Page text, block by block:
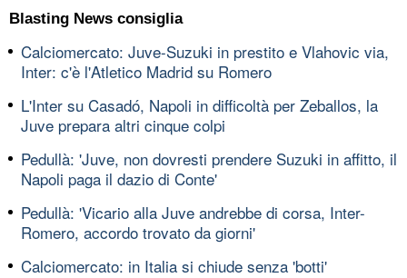
Blasting News consiglia
Calciomercato: Juve-Suzuki in prestito e Vlahovic via,
Inter: c'è l'Atletico Madrid su Romero
L'Inter su Casadó, Napoli in difficoltà per Zeballos, la
Juve prepara altri cinque colpi
Pedullà: 'Juve, non dovresti prendere Suzuki in affitto, il
Napoli paga il dazio di Conte'
Pedullà: 'Vicario alla Juve andrebbe di corsa, Inter-
Romero, accordo trovato da giorni'
Calciomercato: in Italia si chiude senza 'botti'